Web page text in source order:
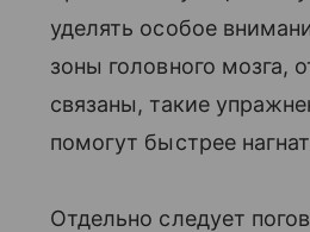
уделять особое
зоны головного мозга,
связаны, такие
помогут быстрее
Отдельно следует